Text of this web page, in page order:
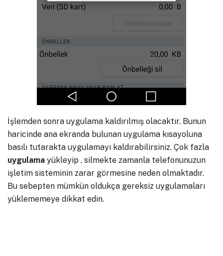
İşlemden sonra uygulama kaldırılmış olacaktır. Bunun
haricinde ana ekranda bulunan uygulama kısayoluna
basılı tutarakta uygulamayı kaldırabilirsiniz. Çok fazla
uygulama yükleyip , silmekte zamanla telefonunuzun
işletim sisteminin zarar görmesine neden olmaktadır.
Bu sebepten mümkün oldukça gereksiz uygulamaları
yüklememeye dikkat edin.